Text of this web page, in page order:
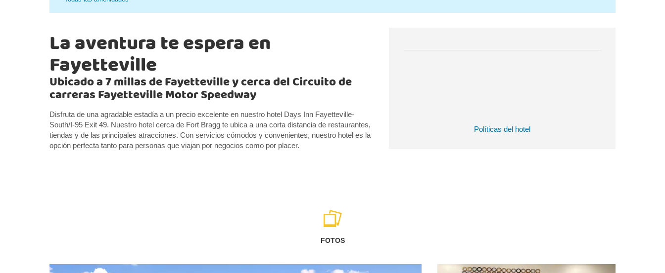
Políticas del hotel
La aventura te espera en
Fayetteville
Ubicado a 7 millas de Fayetteville y cerca del Circuito de
carreras Fayetteville Motor Speedway
Disfruta de una agradable estadía a un precio excelente en nuestro hotel Days Inn Fayetteville-
South/I-95 Exit 49. Nuestro hotel cerca de Fort Bragg te ubica a una corta distancia de restaurantes,
tiendas y de las principales atracciones. Con servicios cómodos y convenientes, nuestro hotel es la
opción perfecta tanto para personas que viajan por negocios como por placer.
FOTOS